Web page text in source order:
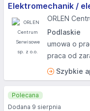
Elektromechanik /
ORLEN
Podlaskie
umowa o
praca od
Szybkie
Polecana
Dodana 9 sierpnia